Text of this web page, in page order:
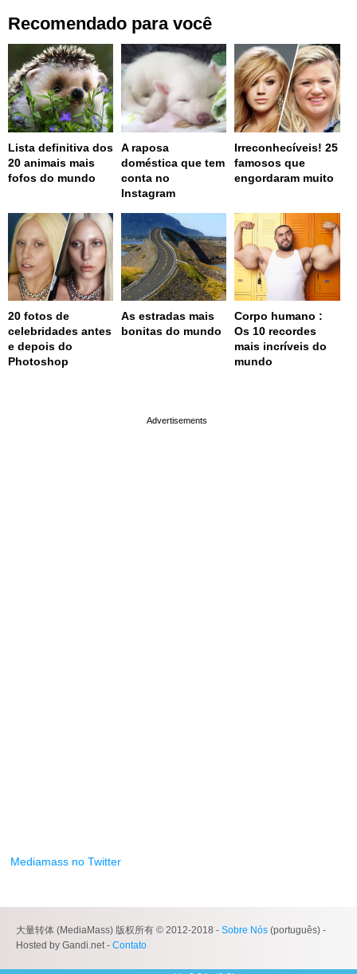
Recomendado para você
Lista definitiva dos
20 animais mais
fofos do mundo
A raposa
doméstica que tem
conta no
Instagram
Irreconhecíveis! 25
famosos que
engordaram muito
20 fotos de
celebridades antes
e depois do
Photoshop
As estradas mais
bonitas do mundo
Corpo humano :
Os 10 recordes
mais incríveis do
mundo
Mediamass no Twitter
大量转体 (MediaMass) 版权所有 © 2012-2018 - Sobre Nós (português) -
Hosted by Gandi.net - Contato